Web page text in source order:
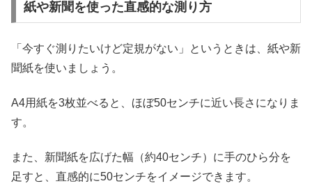
紙や新聞を使った直感的な測り方
「今すぐ測りたいけど定規がない」というときは、紙や新
聞紙を使いましょう。
A4用紙を3枚並べると、ほぼ50センチに近い長さになりま
す。
また、新聞紙を広げた幅（約40センチ）に手のひら分を
足すと、直感的に50センチをイメージできます。